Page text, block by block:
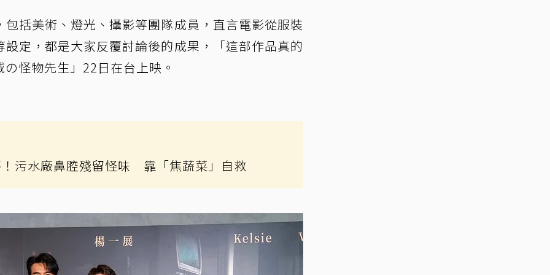
括美術、燈光、攝影等團隊成員，直言電影從服裝
定，都是大家反覆討論後的成果，「這部作品真的
怪物先生」22日在台上映。
污水廠鼻腔殘留怪味 靠「焦蔬菜」自救